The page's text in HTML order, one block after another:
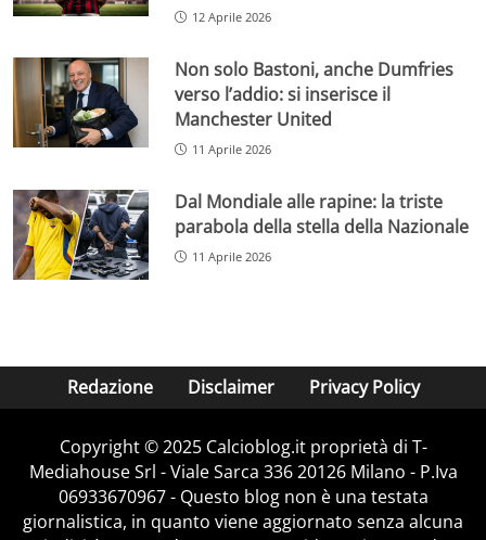
12 Aprile 2026
Non solo Bastoni, anche Dumfries
verso l’addio: si inserisce il
Manchester United
11 Aprile 2026
Dal Mondiale alle rapine: la triste
parabola della stella della Nazionale
11 Aprile 2026
Redazione Disclaimer Privacy Policy
Copyright © 2025 Calcioblog.it proprietà di T-
Mediahouse Srl - Viale Sarca 336 20126 Milano - P.Iva
06933670967 - Questo blog non è una testata
giornalistica, in quanto viene aggiornato senza alcuna